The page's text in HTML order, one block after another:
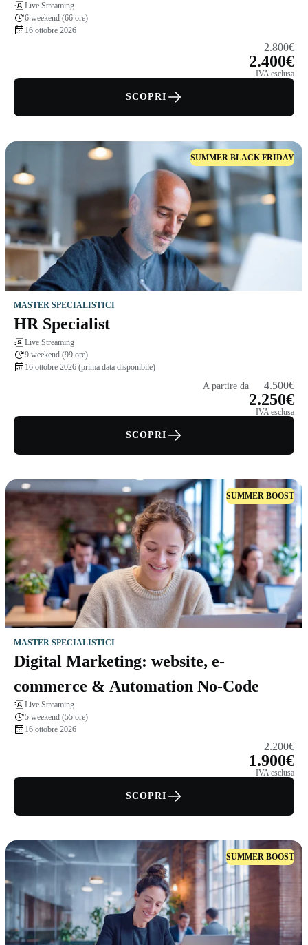
Live Streaming
6 weekend (66 ore)
16 ottobre 2026
2.800€
2.400€
IVA esclusa
SCOPRI
SUMMER BLACK FRIDAY
MASTER SPECIALISTICI
HR Specialist
Live Streaming
9 weekend (99 ore)
16 ottobre 2026 (prima data disponibile)
A partire da 4.500€
2.250€
IVA esclusa
SCOPRI
SUMMER BOOST
MASTER SPECIALISTICI
Digital Marketing: website, e-
commerce & Automation No-Code
Live Streaming
5 weekend (55 ore)
16 ottobre 2026
2.200€
1.900€
IVA esclusa
SCOPRI
SUMMER BOOST